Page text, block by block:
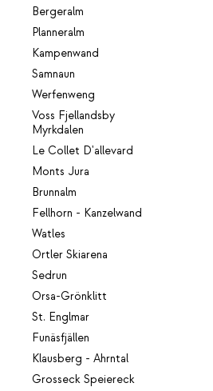
Bergeralm
Planneralm
Kampenwand
Samnaun
Werfenweng
Voss Fjellandsby
Myrkdalen
Le Collet D'allevard
Monts Jura
Brunnalm
Fellhorn - Kanzelwand
Watles
Ortler Skiarena
Sedrun
Orsa-Grönklitt
St. Englmar
Funäsfjällen
Klausberg - Ahrntal
Grosseck Speiereck